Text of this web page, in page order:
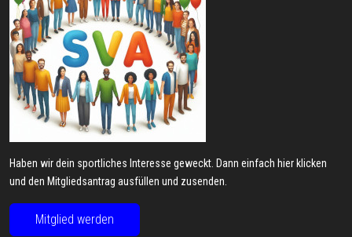
Haben wir dein sportliches Interesse geweckt. Dann einfach hier klicken
und den Mitgliedsantrag ausfüllen und zusenden.
Mitglied werden